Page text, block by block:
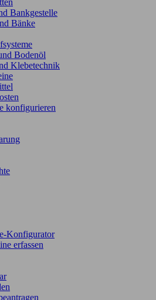
Bankgestelle
Bänke
Bodenöl
Klebetechnik
konfigurieren
Konfigurator
erfassen